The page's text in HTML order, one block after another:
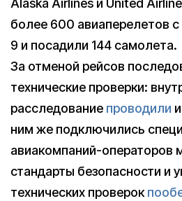
Alaska Airlines и United
более 600 авиаперелетов
9 и посадили 144 самолета.
За отменой рейсов
технические проверки:
расследование проводили
ним же подключились
авиакомпаний-операторов
стандарты безопасности и
технических проверок